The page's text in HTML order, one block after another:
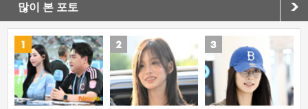
많이 본 포토